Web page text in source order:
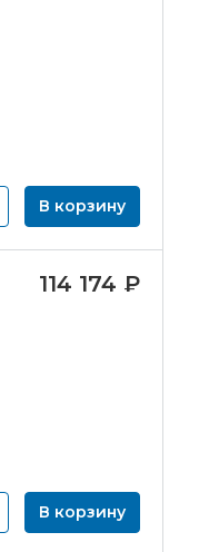
В корзину
114 174 ₽
В корзину